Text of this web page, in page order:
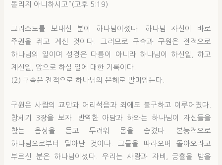
돌리지 아니하시고”(고후 5:19)
그리스도를 보내신 분이 하나님이셨다. 하나님 자신이 바로
주권을 쥐고 계신 것이다. 그러므로 구속과 구원은 전적으로
하나님의 일이며 성경은 다름이 아니라 하나님이 하신일, 하고
계신일, 앞으로 하실 일에 대한 기록이다.
(2) 구속은 전적으로 하나님의 은혜로 말미암는다.
구원은 사람의 교만과 어리석음과 죄에도 불구하고 이루어졌다.
창세기 3장을 보자. 반역한 아담과 하와는 하나님이 자신들을
찾는 음성을 듣고 두려워 몸을 숨겼다. 본능적으로
하나님으로부터 달아난 것이다. 그들을 따라오며 돌아오라고
부르신 분은 하나님이셨다. 우리는 사랑과 자비, 긍휼을 받을